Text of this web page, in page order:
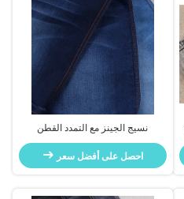
نسيج الجينز مع التمدد القطن
البوليستر مبيعات ساخنة الجينز مواد
النسيج
احصل على أفضل سعر